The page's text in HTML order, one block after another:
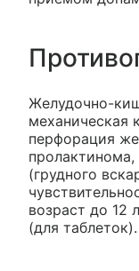
Желудочно-
механическая
перфорация
(грудного
возраст до 12
(для таблеток).